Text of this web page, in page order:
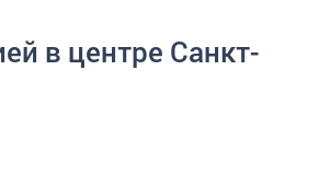
в центре Санкт-